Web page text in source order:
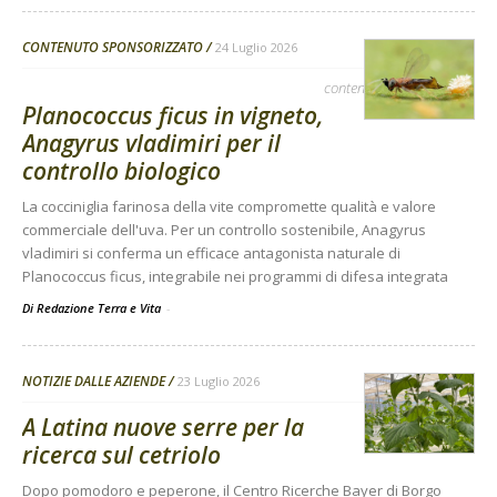
CONTENUTO SPONSORIZZATO 24 Luglio 2026
contenuto sponsorizzato
Planococcus ficus in vigneto,
Anagyrus vladimiri per il
controllo biologico
La cocciniglia farinosa della vite compromette qualità e valore
commerciale dell'uva. Per un controllo sostenibile, Anagyrus
vladimiri si conferma un efficace antagonista naturale di
Planococcus ficus, integrabile nei programmi di difesa integrata
Di Redazione Terra e Vita -
NOTIZIE DALLE AZIENDE 23 Luglio 2026
A Latina nuove serre per la
ricerca sul cetriolo
Dopo pomodoro e peperone, il Centro Ricerche Bayer di Borgo